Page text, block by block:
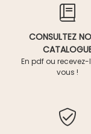
CONSULTEZ
En pdf ou recevez-
vous !